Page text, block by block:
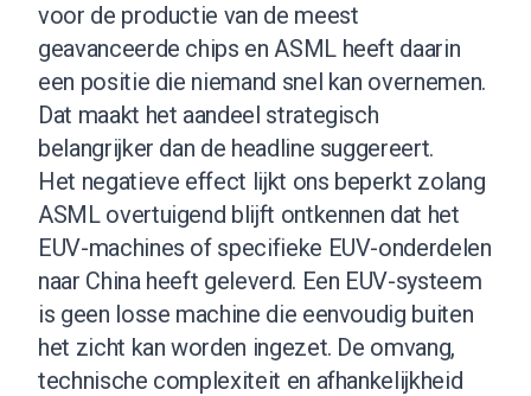
voor de productie van de meest
geavanceerde chips en ASML heeft daarin
een positie die niemand snel kan overnemen.
Dat maakt het aandeel strategisch
belangrijker dan de headline suggereert.
Het negatieve effect lijkt ons beperkt zolang
ASML overtuigend blijft ontkennen dat het
EUV-machines of specifieke EUV-onderdelen
naar China heeft geleverd. Een EUV-systeem
is geen losse machine die eenvoudig buiten
het zicht kan worden ingezet. De omvang,
technische complexiteit en afhankelijkheid